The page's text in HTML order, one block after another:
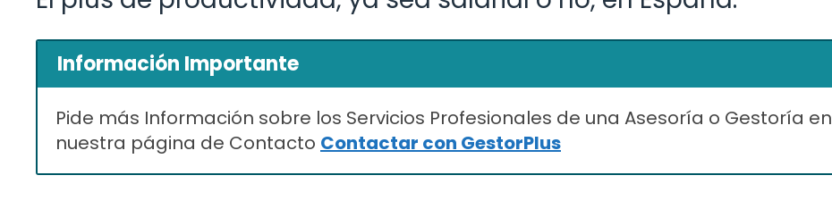
Información Importante
Pide más Información sobre los Servicios Profesionales de una Asesoría o Gestoría en
nuestra página de Contacto Contactar con GestorPlus